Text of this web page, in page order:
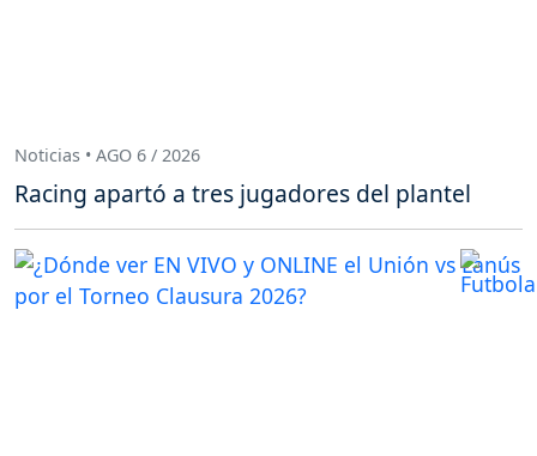
Noticias • AGO 6 / 2026
Racing apartó a tres jugadores del plantel